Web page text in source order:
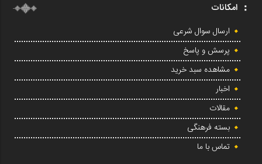
امکانات
ارسال سوال شرعی
پرسش و پاسخ
مشاهده سبد خرید
اخبار
مقالات
بسته فرهنگی
تماس با ما